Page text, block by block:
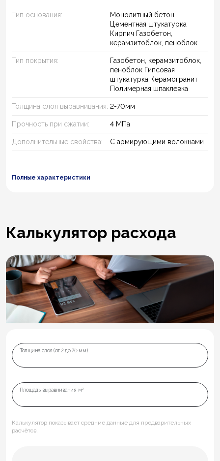
Тип основания:
Монолитный бетон
Цементная штукатурка
Кирпич Газобетон,
керамзитоблок, пеноблок
Тип покрытия:
Газобетон, керамзитоблок,
пеноблок Гипсовая
штукатурка Керамогранит
Полимерная шпаклевка
Толщина слоя выравнивания: 2-70мм
Прочность при сжатии: 4 МПа
Дополнительные свойства: С армирующими волокнами
Полные характеристики
Калькулятор расхода
Толщина слоя (от 2 до 70 мм)
Площадь выравнивания м²
Калькулятор показывает средние данные для предварительных
расчётов.